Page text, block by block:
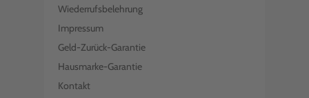
Wiederrufsbelehrung
Impressum
Geld-Zurück-Garantie
Hausmarke-Garantie
Kontakt